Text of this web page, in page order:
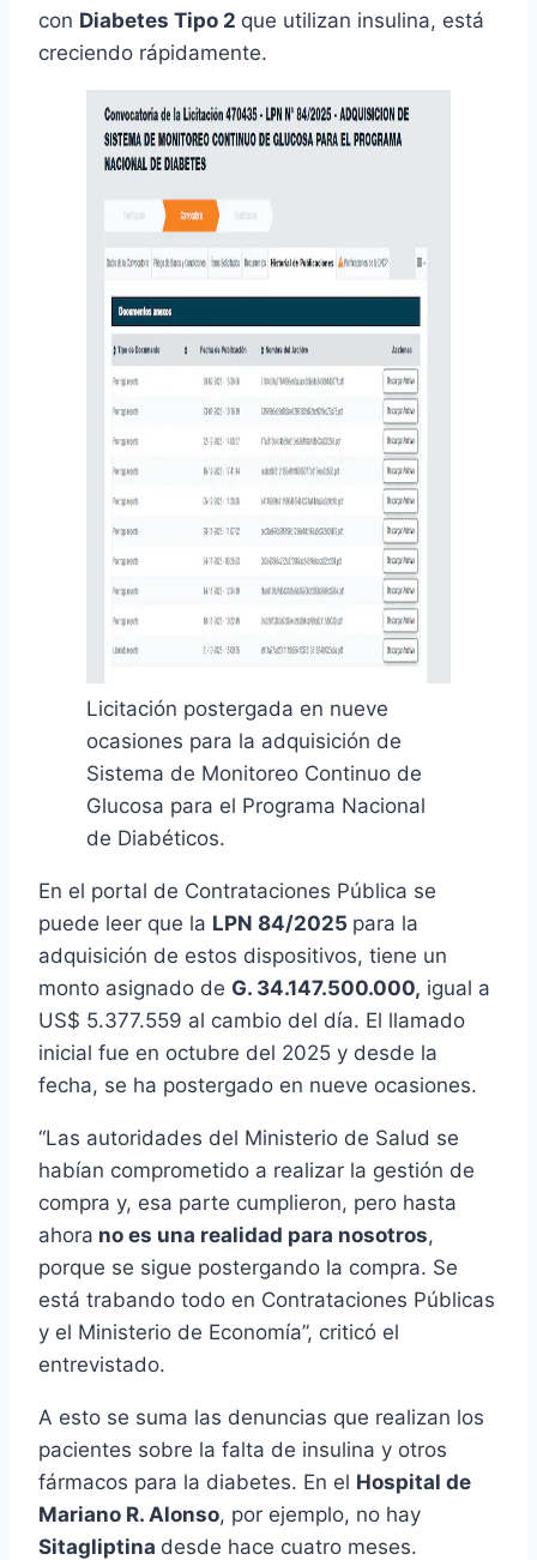
con Diabetes Tipo 2 que utilizan insulina, está
creciendo rápidamente.
Licitación postergada en nueve
ocasiones para la adquisición de
Sistema de Monitoreo Continuo de
Glucosa para el Programa Nacional
de Diabéticos.
En el portal de Contrataciones Pública se
puede leer que la LPN 84/2025 para la
adquisición de estos dispositivos, tiene un
monto asignado de G. 34.147.500.000, igual a
US$ 5.377.559 al cambio del día. El llamado
inicial fue en octubre del 2025 y desde la
fecha, se ha postergado en nueve ocasiones.
“Las autoridades del Ministerio de Salud se
habían comprometido a realizar la gestión de
compra y, esa parte cumplieron, pero hasta
ahora no es una realidad para nosotros,
porque se sigue postergando la compra. Se
está trabando todo en Contrataciones Públicas
y el Ministerio de Economía”, criticó el
entrevistado.
A esto se suma las denuncias que realizan los
pacientes sobre la falta de insulina y otros
fármacos para la diabetes. En el Hospital de
Mariano R. Alonso, por ejemplo, no hay
Sitagliptina desde hace cuatro meses.